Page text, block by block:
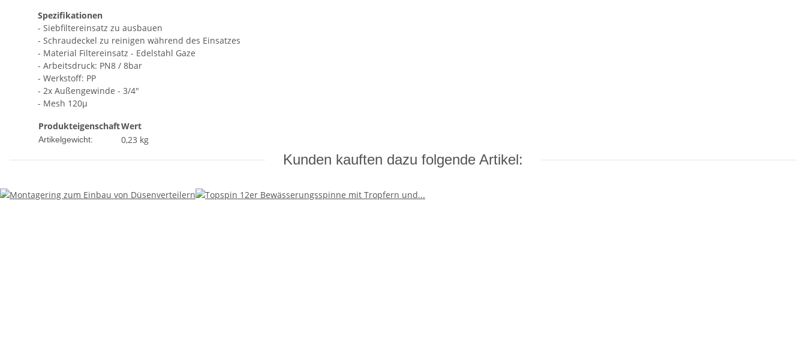
Spezifikationen
- Siebfiltereinsatz zu ausbauen
- Schraudeckel zu reinigen während des Einsatzes
- Material Filtereinsatz - Edelstahl Gaze
- Arbeitsdruck: PN8 / 8bar
- Werkstoff: PP
- 2x Außengewinde - 3/4"
- Mesh 120µ
ProdukteigenschaftWert
Artikelgewicht: 0,23 kg
Kunden kauften dazu folgende Artikel: